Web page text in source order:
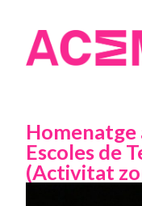
Homenatge
Escoles de
(Activitat